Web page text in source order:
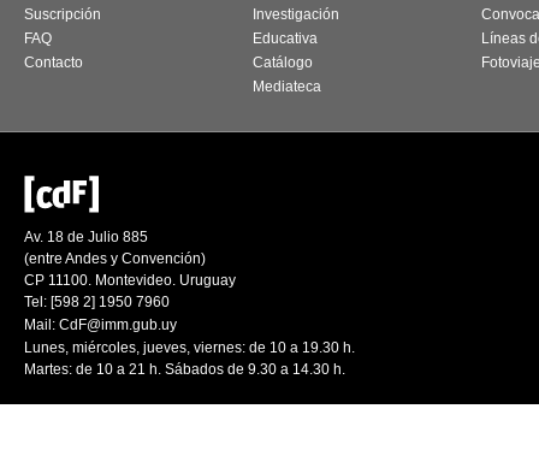
Suscripción
FAQ
Contacto
Investigación
Educativa
Catálogo
Mediateca
Líneas
Av. 18 de Julio 885
(entre Andes y Convención)
CP 11100. Montevideo. Uruguay
Tel: [598 2] 1950 7960
Mail: CdF@imm.gub.uy
Lunes, miércoles, jueves, viernes: de 10 a 19.30 h.
Martes: de 10 a 21 h. Sábados de 9.30 a 14.30 h.